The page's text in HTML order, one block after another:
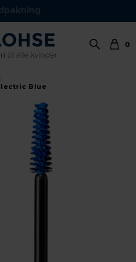
0
Blue